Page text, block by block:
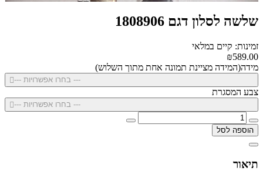
שלשה לסלון דגם 1808906
זמינות: קיים במלאי
₪589.00
מידה(המידה מציינת תמונה אחת מתוך השלוש)
--- בחרו אפשרויות ---
צבע המסגרת
--- בחרו אפשרויות ---
הוספה לסל
תיאור